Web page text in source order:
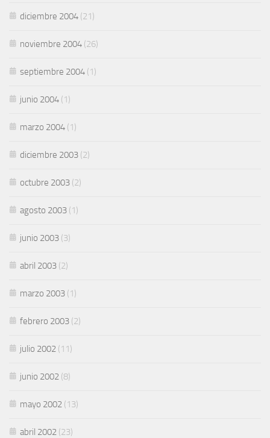
diciembre 2004 (21)
noviembre 2004 (26)
septiembre 2004 (1)
junio 2004 (1)
marzo 2004 (1)
diciembre 2003 (2)
octubre 2003 (2)
agosto 2003 (1)
junio 2003 (3)
abril 2003 (2)
marzo 2003 (1)
febrero 2003 (2)
julio 2002 (11)
junio 2002 (8)
mayo 2002 (13)
abril 2002 (23)